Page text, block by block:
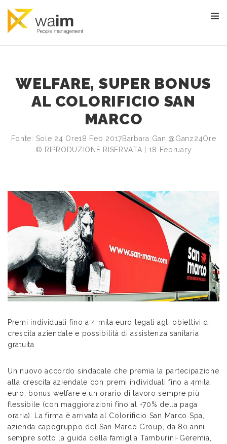
WELFARE, SUPER BONUS
AL COLORIFICIO SAN
MARCO
Fonte: Sole 24 Ore18 Feb 2017Barbara Gan @Ganz24Ore
© RIPRODUZIONE RISERVATA | 18 February
Premi individuali fino a 4 mila euro legati agli obiettivi di
crescita aziendale e possibilità di assistenza sanitaria
gratuita
Un nuovo accordo sindacale che premia la partecipazione
alla crescita aziendale con premi individuali fino a 4mila
euro, bonus welfare e un orario di lavoro sempre più
flessibile (con maggiorazioni fino al +70% della paga
oraria). La firma è arrivata al Colorificio San Marco Spa,
azienda capogruppo del San Marco Group, da 80 anni
sempre sotto la guida della famiglia Tamburini-Geremia,